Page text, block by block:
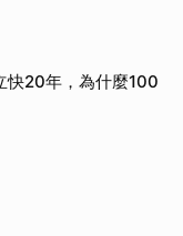
快20年，為什麼100